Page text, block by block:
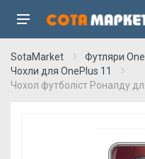
SotaMarket
Футляри
Чохли для OnePlus 11
Чохол футболіст Роналду